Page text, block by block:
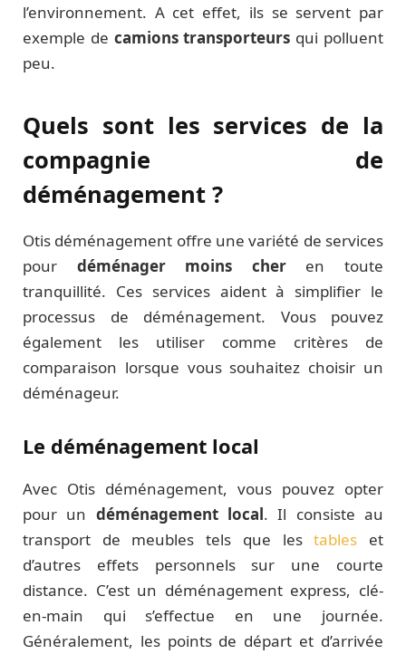
l’environnement. A cet effet, ils se servent par
exemple de camions transporteurs qui polluent
peu.
Quels sont les services de la
compagnie de
déménagement ?
Otis déménagement offre une variété de services
pour déménager moins cheren toute
tranquillité. Ces services aident à simplifier le
processus de déménagement. Vous pouvez
également les utiliser comme critères de
comparaison lorsque vous souhaitez choisir un
déménageur.
Le déménagement local
Avec Otis déménagement, vous pouvez opter
pour un déménagement local. Il consiste au
transport de meubles tels que lestables et
d’autres effets personnels sur une courte
distance. C’est un déménagement express, clé-
en-main qui s’effectue en une journée.
Généralement, les points de départ et d’arrivée